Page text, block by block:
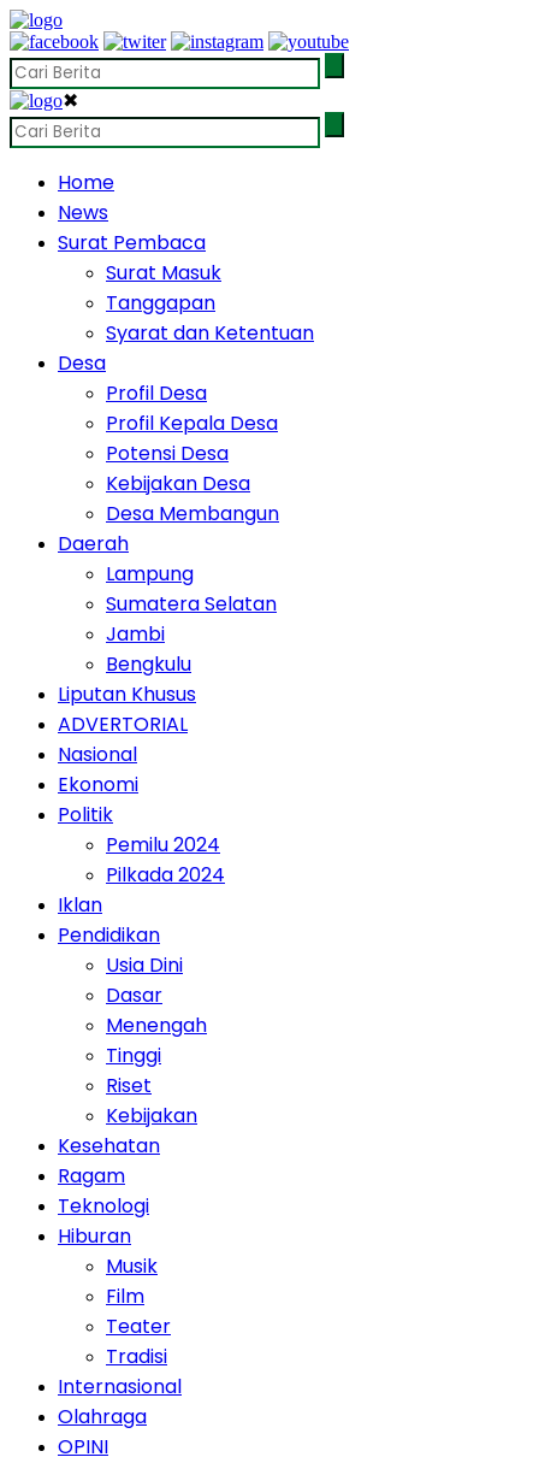
✖
Home
News
Surat Pembaca
Surat Masuk
Tanggapan
Syarat dan Ketentuan
Desa
Profil Desa
Profil Kepala Desa
Potensi Desa
Kebijakan Desa
Desa Membangun
Daerah
Lampung
Sumatera Selatan
Jambi
Bengkulu
Liputan Khusus
ADVERTORIAL
Nasional
Ekonomi
Politik
Pemilu 2024
Pilkada 2024
Iklan
Pendidikan
Usia Dini
Dasar
Menengah
Tinggi
Riset
Kebijakan
Kesehatan
Ragam
Teknologi
Hiburan
Musik
Film
Teater
Tradisi
Internasional
Olahraga
OPINI